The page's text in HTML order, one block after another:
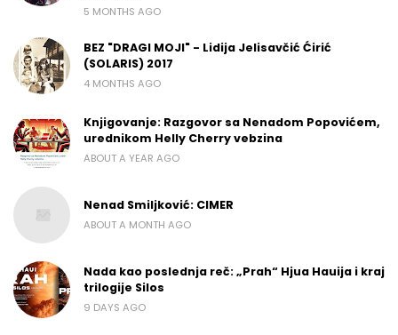
5 MONTHS AGO
BEZ "DRAGI MOJI" - Lidija Jelisavčić Ćirić
(SOLARIS) 2017
4 MONTHS AGO
Knjigovanje: Razgovor sa Nenadom Popovićem,
urednikom Helly Cherry vebzina
ABOUT A YEAR AGO
Nenad Smiljković: CIMER
ABOUT A MONTH AGO
Nada kao poslednja reč: „Prah“ Hjua Hauija i kraj
trilogije Silos
9 DAYS AGO